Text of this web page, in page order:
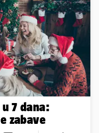
7 dana:
zabave